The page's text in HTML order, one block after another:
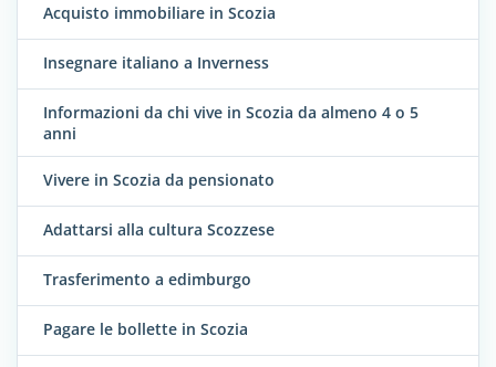
Acquisto immobiliare in Scozia
Insegnare italiano a Inverness
Informazioni da chi vive in Scozia da almeno 4 o 5
anni
Vivere in Scozia da pensionato
Adattarsi alla cultura Scozzese
Trasferimento a edimburgo
Pagare le bollette in Scozia